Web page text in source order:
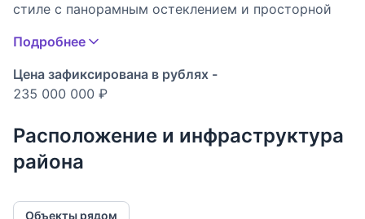
стиле с панорамным остеклением и просторной
деревом. Интерьер дома выполнен в
неоклассическом стиле с применением
материалов высокого класса. Дом сочетает в себе
оборудование: системы центрального
кондиционирования и отопления, система
видеонаблюдения, интеллектуальная система
Подробнее
Цена зафиксирована в рублях -
235 000 000 ₽
Расположение и инфраструктура
района
Объекты рядом